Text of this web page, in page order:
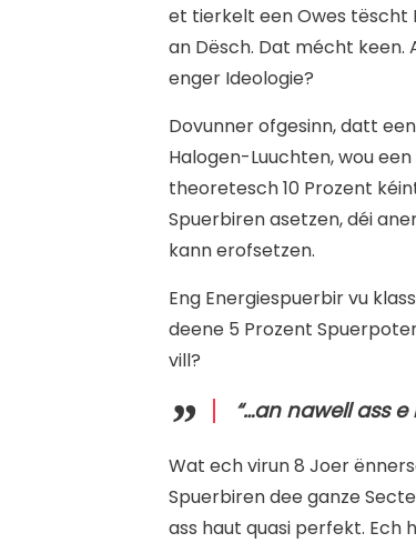
et tierkelt een Owes tëscht
an Dësch. Dat mécht keen.
enger Ideologie?
Dovunner ofgesinn, datt
Halogen-Luuchten, wou
theoretesch 10 Prozent
Spuerbiren asetzen, déi
kann erofsetzen.
Eng Energiespuerbir vu
deene 5 Prozent
vill?
“…an nawell ass
Wat ech virun 8 Joer
Spuerbiren dee ganze
ass haut quasi perfekt. Ech